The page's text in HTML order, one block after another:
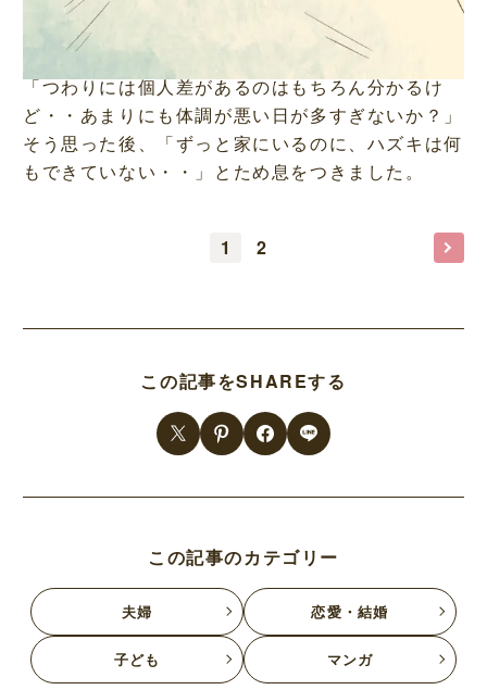
「つわりには個人差があるのはもちろん分かるけ
ど・・あまりにも体調が悪い日が多すぎないか？」
そう思った後、「ずっと家にいるのに、ハズキは何
もできていない・・」とため息をつきました。
1 2
この記事をSHAREする
この記事のカテゴリー
夫婦 恋愛・結婚
子ども マンガ